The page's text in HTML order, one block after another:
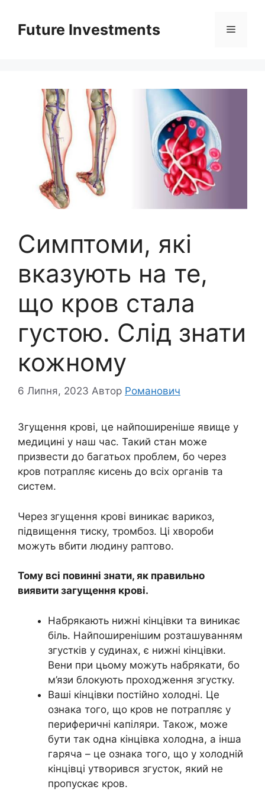
вмістуFuture Investments Меню
Симптоми, які
вказують на те,
що кров стала
густою. Слід знати
кожному
6 Липня, 2023 Автор Романович
Згущення крові, це найпоширеніше явище у
медицині у наш час. Такий стан може
призвести до багатьох проблем, бо через
кров потрапляє кисень до всіх органів та
систем.
Через згущення крові виникає варикоз,
підвищення тиску, тромбоз. Ці хвороби
можуть вбити людину раптово.
Тому всі повинні знати, як правильно
виявити загущення крові.
Набрякають нижні кінцівки та виникає
біль. Найпоширенішим розташуванням
згустків у судинах, є нижні кінцівки.
Вени при цьому можуть набрякати, бо
м’язи блокують проходження згустку.
Ваші кінцівки постійно холодні. Це
ознака того, що кров не потрапляє у
периферичні капіляри. Також, може
бути так одна кінцівка холодна, а інша
гаряча – це ознака того, що у холодній
кінцівці утворився згусток, який не
пропускає кров.